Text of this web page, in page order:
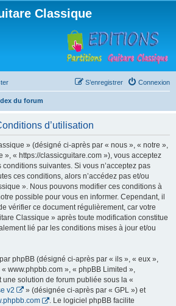
Classique
Connexion
S’enregistrer
du forum
d’utilisation
» (désigné ci-après par « nous », « notre »,
», « https://classicguitare.com »), vous acceptez
suivantes. Si vous n’acceptez pas
ces conditions, alors n’accédez pas et/ou
». Nous pouvons modifier ces conditions à
possible pour vous en informer. Cependant, il
vérifier ce document régulièrement, car votre
Classique » après toute modification constitue
lié par les conditions mises à jour et/ou
phpBB (désigné ci-après par « ils », « eux »,
www.phpbb.com », « phpBB Limited »,
une solution de forum publiée sous la «
v2
» (désignée ci-après par « GPL ») et
. Le logiciel phpBB facilite